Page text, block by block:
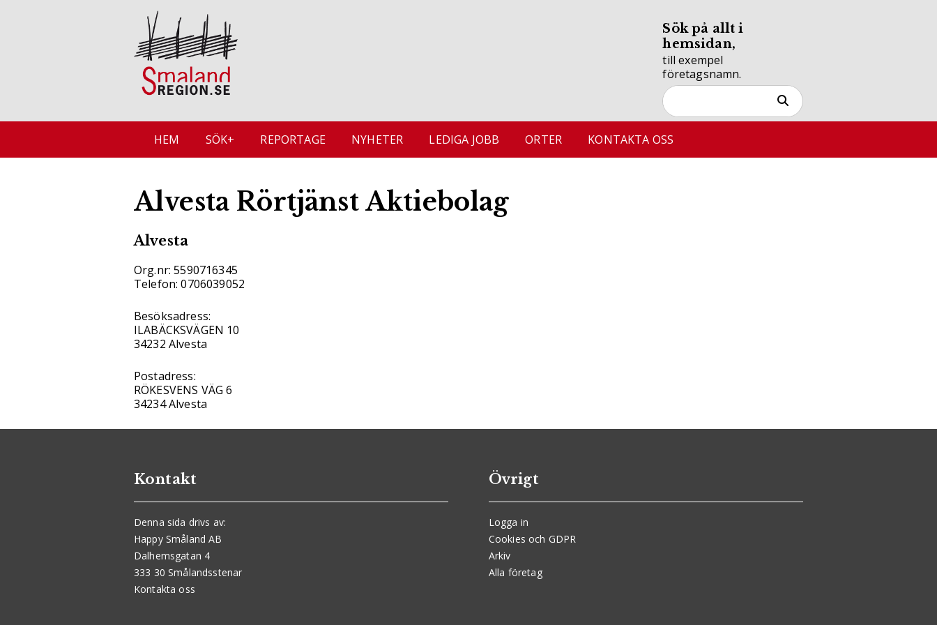
Sök på allt i
hemsidan,
till exempel
företagsnamn.
HEM SÖK+ REPORTAGE NYHETER LEDIGA JOBB ORTER KONTAKTA OSS
Alvesta Rörtjänst Aktiebolag
Alvesta
Org.nr: 5590716345
Telefon: 0706039052
Besöksadress:
ILABÄCKSVÄGEN 10
34232 Alvesta
Postadress:
RÖKESVENS VÄG 6
34234 Alvesta
Kontakt
Denna sida drivs av:
Happy Småland AB
Dalhemsgatan 4
333 30 Smålandsstenar
Kontakta oss
Övrigt
Logga in
Cookies och GDPR
Arkiv
Alla företag